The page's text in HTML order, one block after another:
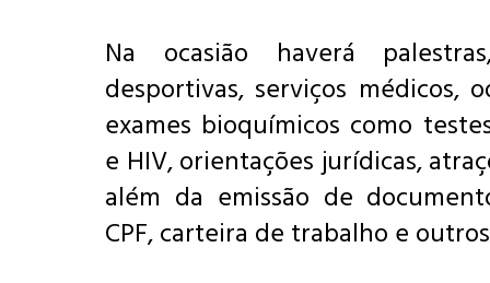
Na ocasião haverá
desportivas, serviços médicos,
exames bioquímicos como
e HIV, orientações jurídicas,
além da emissão de
CPF, carteira de trabalho e